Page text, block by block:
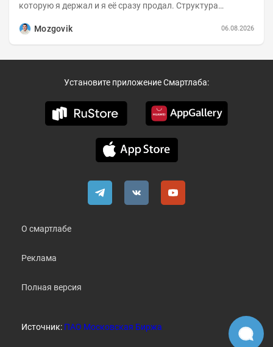
которую я держал и я её сразу продал. Структура
Mozgovik
06.08.2026
Установите приложение Смартлаба:
О смартлабе
Реклама
Полная версия
Источник: ПАО Московская Биржа